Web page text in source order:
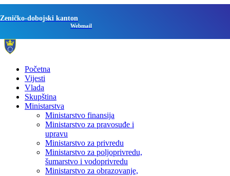
Zeničko-dobojski kanton
Webmail
Početna
Vijesti
Vlada
Skupština
Ministarstva
Ministarstvo finansija
Ministarstvo za pravosuđe i
upravu
Ministarstvo za privredu
Ministarstvo za poljoprivredu,
šumarstvo i vodoprivredu
Ministarstvo za obrazovanje,